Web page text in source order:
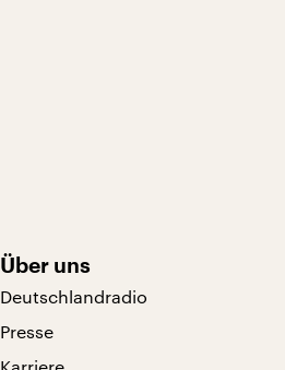
Über uns
Deutschlandradio
Presse